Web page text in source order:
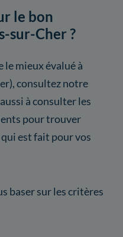
le bon
sur-Cher ?
mieux évalué à
consultez notre
à consulter les
pour trouver
est fait pour vos
baser sur les critères